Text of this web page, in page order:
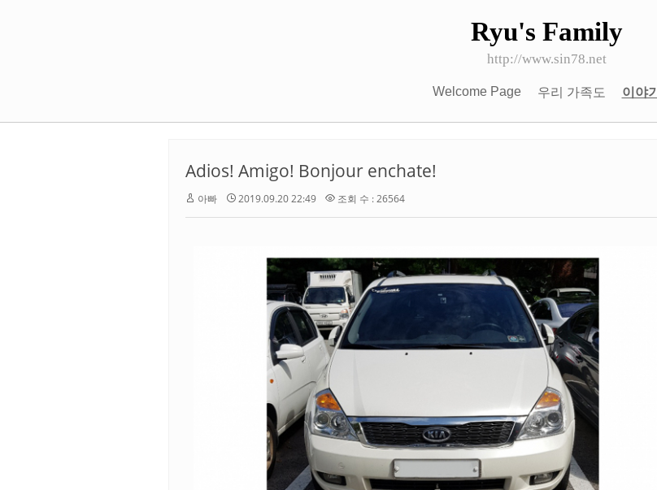
Ryu's Family
http://www.sin78.net
Welcome Page 우리 가족도 이야기
Adios! Amigo! Bonjour enchate!
아빠 2019.09.20 22:49 조회 수 : 26564